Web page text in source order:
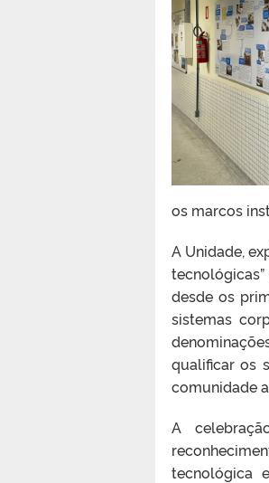
os marcos
A Unidade,
desde os
sistemas
qualificar os
comunidade
A
tecnológica